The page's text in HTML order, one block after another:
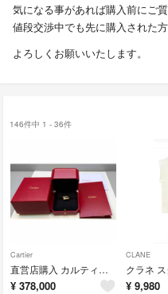
気になる事があれば購入前にご質
値段交渉中でも先に購入された方
よろしくお願いいたします。
146件中 1 - 36件
Cartier
直営店購入 カルティエ トリニティリング クッション クラシックモデル 54
¥ 378,000
CLANE
¥ 9,980